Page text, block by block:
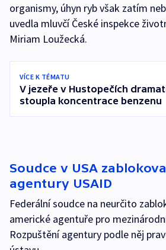
organismy, úhyn ryb však zatím
uvedla mluvčí České inspekce
Miriam Loužecká.
VÍCE K TÉMATU
V jezeře v Hustopečích
stoupla koncentrace benzenu
Soudce v USA
agentury USAID
Federální soudce na neurčito
americké agentuře pro
Rozpuštění agentury podle něj